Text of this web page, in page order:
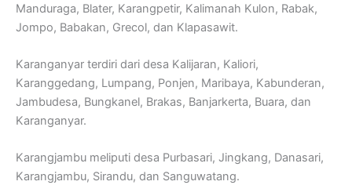
Manduraga, Blater, Karangpetir, Kalimanah Kulon, Rabak,
Jompo, Babakan, Grecol, dan Klapasawit.
Karanganyar terdiri dari desa Kalijaran, Kaliori,
Karanggedang, Lumpang, Ponjen, Maribaya, Kabunderan,
Jambudesa, Bungkanel, Brakas, Banjarkerta, Buara, dan
Karanganyar.
Karangjambu meliputi desa Purbasari, Jingkang, Danasari,
Karangjambu, Sirandu, dan Sanguwatang.